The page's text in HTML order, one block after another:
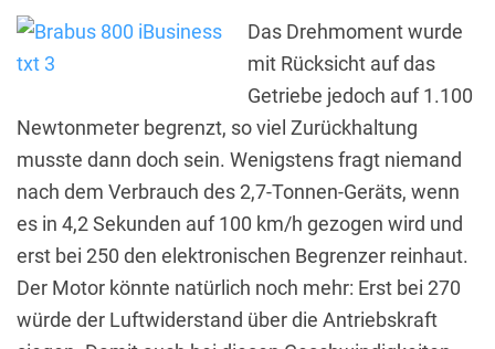
Das Drehmoment wurde
mit Rücksicht auf das
Getriebe jedoch auf 1.100
Newtonmeter begrenzt, so viel Zurückhaltung
musste dann doch sein. Wenigstens fragt niemand
nach dem Verbrauch des 2,7-Tonnen-Geräts, wenn
es in 4,2 Sekunden auf 100 km/h gezogen wird und
erst bei 250 den elektronischen Begrenzer reinhaut.
Der Motor könnte natürlich noch mehr: Erst bei 270
würde der Luftwiderstand über die Antriebskraft